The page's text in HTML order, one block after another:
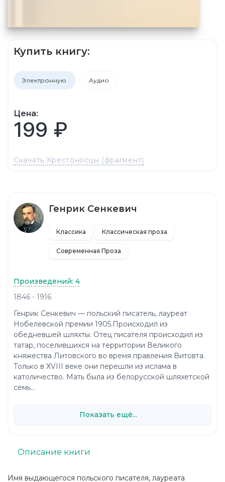
Купить книгу:
Электронную Аудио
Цена:
199 ₽
Скачать Крестоносцы (фрагмент)
Имя выдающегося польского писателя, лауреата
Описание книги
Генрик Сенкевич
Классика Классическая проза
Современная Проза
Произведений: 4
1846 - 1916
Генрик Сенкевич — польский писатель, лауреат
Нобелевской премии 1905.Происходил из
обедневшей шляхты. Отец писателя происходил из
татар, поселившихся на территории Великого
княжества Литовского во время правления Витовта.
Только в XVIII веке они перешли из ислама в
католичество. Мать была из белорусской шляхетской
семь...
Показать ещё...